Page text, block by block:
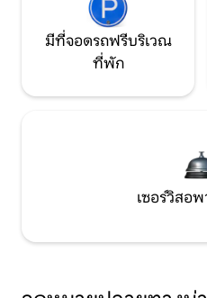
มีที่จอดรถฟรีบริเวณ
ที่พัก
เซอร์วิสอ